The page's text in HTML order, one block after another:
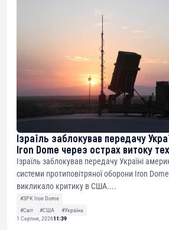
Ізраїль заблокував передачу
Iron Dome через острах витоку
Ізраїль заблокував передачу Україні
системи протиповітряної оборони Iron
викликало критику в США....
#ЗРК Iron Dome
#Світ
#США
#Україна
1 Серпня, 202611:39